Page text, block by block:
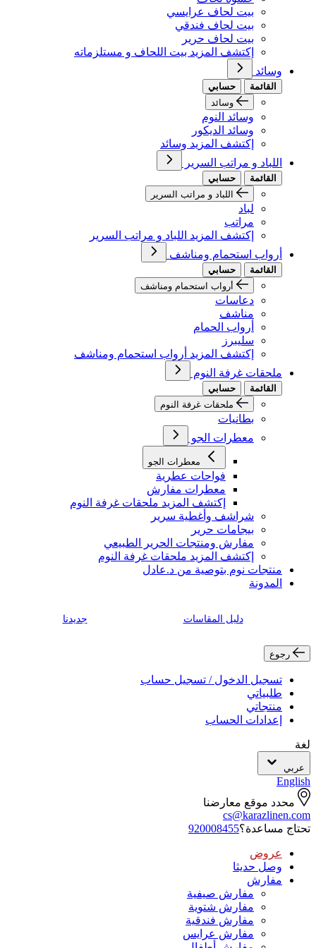
بيت لحاف عرايسي
بيت لحاف فندقي
بيت لحاف حرير
إكتشف المزيد بيت اللحاف و مستلزماته
وسائد
القائمة
حسابي
وسائد
وسائد النوم
وسائد الديكور
إكتشف المزيد وسائد
اللباد و مراتب السرير
القائمة
حسابي
اللباد و مراتب السرير
لباد
مراتب
إكتشف المزيد اللباد و مراتب السرير
أرواب استحمام ومناشف
القائمة
حسابي
أرواب استحمام ومناشف
دعاسات
مناشف
أرواب الحمام
سليبرز
إكتشف المزيد أرواب استحمام ومناشف
ملحقات غرفة النوم
القائمة
حسابي
ملحقات غرفة النوم
بطانيات
معطرات الجو
معطرات الجو
فواحات عطرية
معطرات مفارش
إكتشف المزيد ملحقات غرفة النوم
شراشف وأغطية سرير
بيجامات حرير
مفارش ومنتجات الحرير الطبيعي
إكتشف المزيد ملحقات غرفة النوم
منتجات نوم بتوصية من د.عادل
المدونة
دليل المقاسات جديدنا
رجوع
تسجيل الدخول / تسجيل حساب
طلبياتي
منتجاتي
إعدادات الحساب
لغة
عربي
English
محدد موقع معارضنا
cs@karazlinen.com
تحتاج مساعدة؟920008455
عروض
وصل حديثا
مفارش
مفارش صيفية
مفارش شتوية
مفارش فندقية
مفارش عرايس